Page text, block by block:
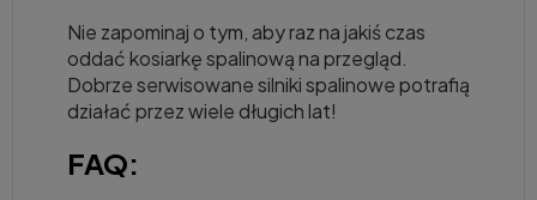
Nie zapominaj o tym, aby raz na jakiś czas
oddać kosiarkę spalinową na przegląd.
Dobrze serwisowane silniki spalinowe potrafią
działać przez wiele długich lat!
FAQ: